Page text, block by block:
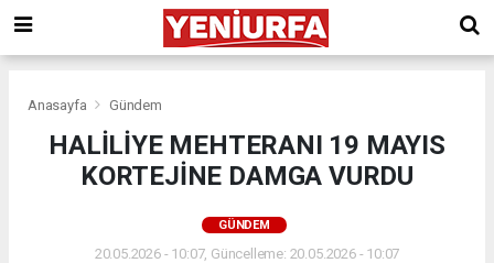
Anasayfa Gündem
HALİLİYE MEHTERANI 19 MAYIS
KORTEJİNE DAMGA VURDU
GÜNDEM
20.05.2026 - 10:07, Güncelleme: 20.05.2026 - 10:07